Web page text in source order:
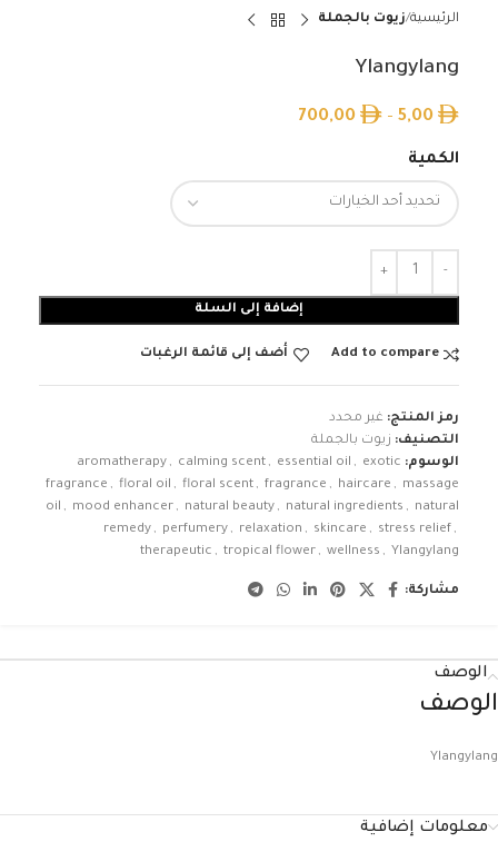
الرئيسية زيوت بالجملة
Ylangylang
5,00
–
700,00
الكمية
إضافة إلى السلة
Add to compare أضف إلى قائمة الرغبات
رمز المنتج: غير محدد
التصنيف: زيوت بالجملة
الوسوم:
aromatherapy , calming scent , essential oil , exotic
fragrance , floral oil , floral scent , fragrance , haircare , massage
oil , mood enhancer , natural beauty , natural ingredients , natural
remedy , perfumery , relaxation , skincare , stress relief ,
therapeutic , tropical flower , wellness , Ylangylang
مشاركة:
الوصف
الوصف
Ylangylang
معلومات إضافية